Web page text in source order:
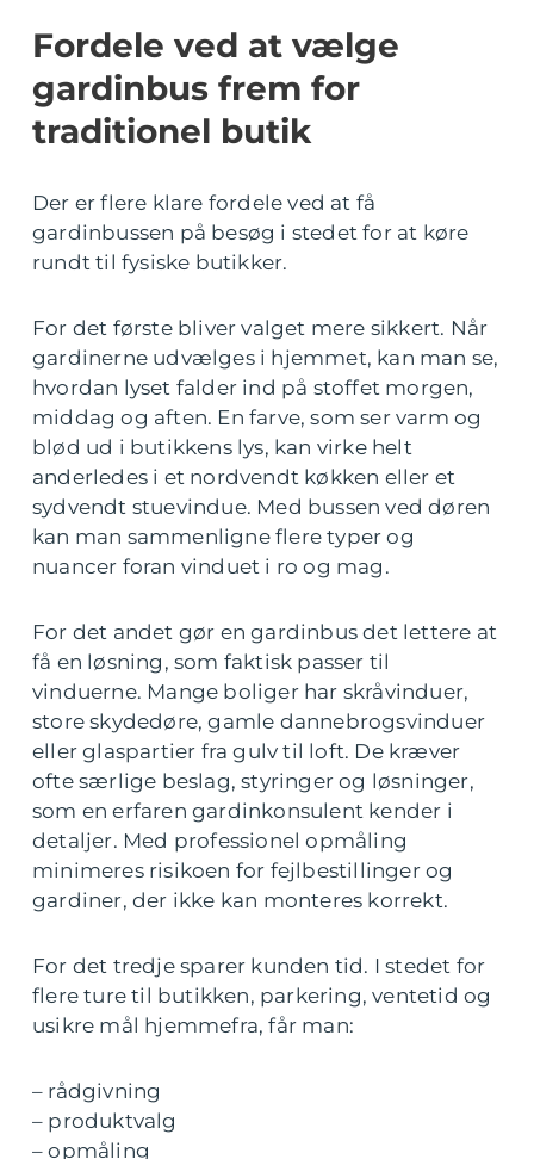
Fordele ved at vælge
gardinbus frem for
traditionel butik
Der er flere klare fordele ved at få
gardinbussen på besøg i stedet for at køre
rundt til fysiske butikker.
For det første bliver valget mere sikkert. Når
gardinerne udvælges i hjemmet, kan man se,
hvordan lyset falder ind på stoffet morgen,
middag og aften. En farve, som ser varm og
blød ud i butikkens lys, kan virke helt
anderledes i et nordvendt køkken eller et
sydvendt stuevindue. Med bussen ved døren
kan man sammenligne flere typer og
nuancer foran vinduet i ro og mag.
For det andet gør en gardinbus det lettere at
få en løsning, som faktisk passer til
vinduerne. Mange boliger har skråvinduer,
store skydedøre, gamle dannebrogsvinduer
eller glaspartier fra gulv til loft. De kræver
ofte særlige beslag, styringer og løsninger,
som en erfaren gardinkonsulent kender i
detaljer. Med professionel opmåling
minimeres risikoen for fejlbestillinger og
gardiner, der ikke kan monteres korrekt.
For det tredje sparer kunden tid. I stedet for
flere ture til butikken, parkering, ventetid og
usikre mål hjemmefra, får man:
– rådgivning
– produktvalg
– opmåling